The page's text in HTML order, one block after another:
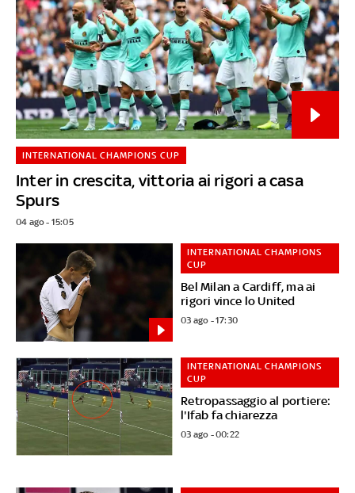
Inter in crescita, vittoria ai rigori a casa
Spurs
INTERNATIONAL CHAMPIONS CUP
04 ago - 15:05
Bel Milan a Cardiff, ma ai
rigori vince lo United
INTERNATIONAL CHAMPIONS
CUP
03 ago - 17:30
Retropassaggio al portiere:
l'Ifab fa chiarezza
INTERNATIONAL CHAMPIONS
CUP
03 ago - 00:22